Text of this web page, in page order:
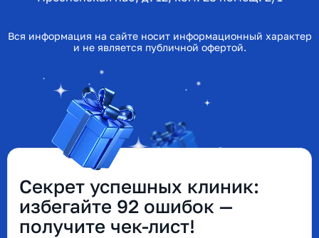
Вся информация на сайте носит информационный характер
и не является публичной офертой.
Секрет успешных клиник:
избегайте 92 ошибок —
получите чек-лист!